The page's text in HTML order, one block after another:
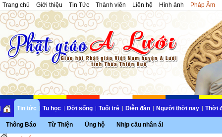
Trang chủ Giới thiệu Tin Tức Thành viên Liên hệ Hình ảnh Pháp Âm
Tin tức
Thông Báo Từ Thiện Ủng hộ Nhịp cầu nhân ái
Tu học Đời sống Tuổi trẻ Diễn đàn Người thời nay Thời